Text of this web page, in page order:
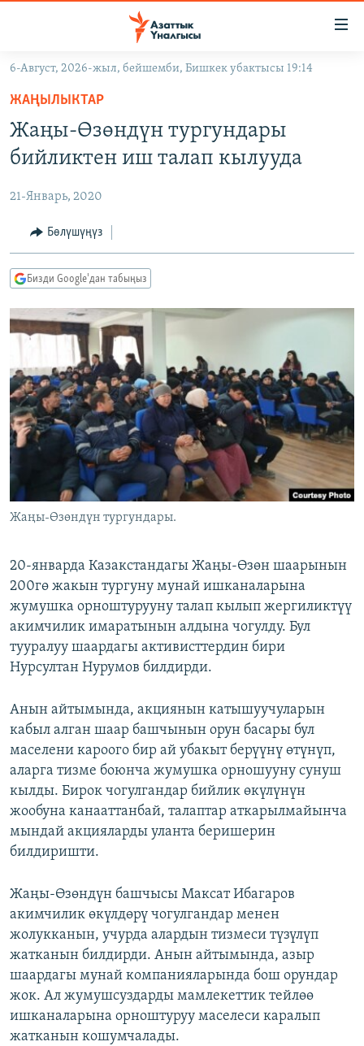
Навигацияга
өтүңүз
Издөөгө
салыңыз
ЭКОНОМИКА
МАДАНИЯТ
ДҮЙНӨ
БОРБОР АЗИЯ
АТАЙЫН ИЛИКТӨӨ
ТВ ПРОГРАММАЛАР
ЭКСПЕРТТЕР ТАЛДАЙТ
БИЗ ЖАНА ДҮЙНӨ
ДАНИСТЕ
ЭЖЕ-СИҢДИЛЕР
АЗАТТЫК+
ЫҢГАЙСЫЗ СУРООЛОР
ӨЗГӨЧӨ ПИКИР
Русский
ОНЛАЙН ШЕРИНЕ
ЭЕ/АРнун бардык сайттары
6-Август, 2026-жыл, бейшемби, Бишкек убактысы 19:14
ЖАҢЫЛЫКТАР
Жаңы-Өзөндүн тургундары
бийликтен иш талап кылууда
21-Январь, 2020
Бөлүшүңүз
Бизди Google'дан табыңыз
Жаңы-Өзөндүн тургундары.
20-январда Казакстандагы Жаңы-Өзөн шаарынын
200гө жакын тургуну мунай ишканаларына
жумушка орноштурууну талап кылып жергиликтүү
акимчилик имаратынын алдына чогулду. Бул
тууралуу шаардагы активисттердин бири
Нурсултан Нурумов билдирди.
Анын айтымында, акциянын катышуучуларын
кабыл алган шаар башчынын орун басары бул
маселени кароого бир ай убакыт берүүнү өтүнүп,
аларга тизме боюнча жумушка орношууну сунуш
кылды. Бирок чогулгандар бийлик өкүлүнүн
жообуна канааттанбай, талаптар аткарылмайынча
мындай акцияларды уланта беришерин
билдиришти.
Жаңы-Өзөндүн башчысы Максат Ибагаров
акимчилик өкүлдөрү чогулгандар менен
жолукканын, учурда алардын тизмеси түзүлүп
жатканын билдирди. Анын айтымында, азыр
шаардагы мунай компанияларында бош орундар
жок. Ал жумушсуздарды мамлекеттик тейлөө
ишканаларына орноштуруу маселеси каралып
жатканын кошумчалады.